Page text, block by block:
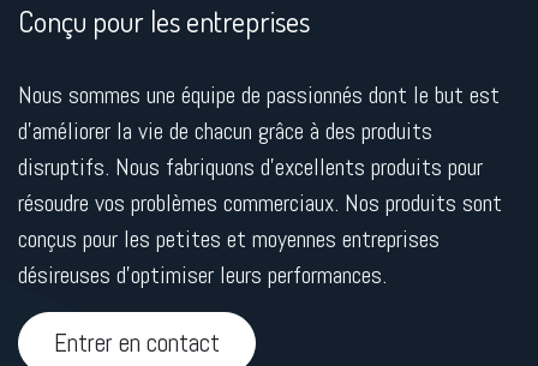
Conçu pour les entreprises
Nous sommes une équipe de passionnés dont le but est
d'améliorer la vie de chacun grâce à des produits
disruptifs. Nous fabriquons d'excellents produits pour
résoudre vos problèmes commerciaux. Nos produits sont
conçus pour les petites et moyennes entreprises
désireuses d'optimiser leurs performances.
Entrer en contact